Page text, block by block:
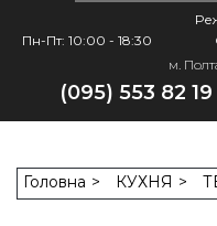
Пн-Пт: 10:00 - 18:30
м.
(095) 553 82 19
Головна КУХНЯ